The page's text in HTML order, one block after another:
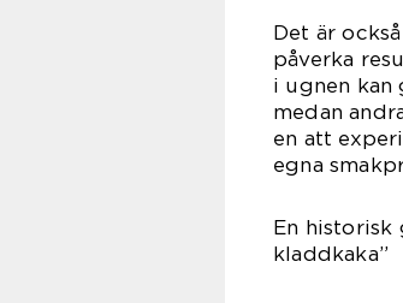
Det är
påverka
i ugnen kan
medan
en att
egna
En historisk
kladdkaka”